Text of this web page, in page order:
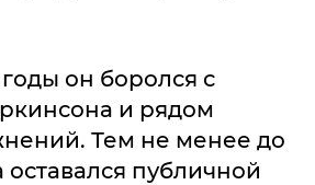
он боролся с
и рядом
Тем не менее до
оставался публичной